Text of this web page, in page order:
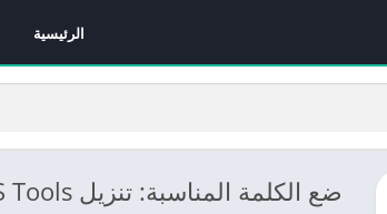
الرئيسية
ضع الكلمة المناسبة: تنزيل Ratiborus KMS Tools مع KMSCleaner